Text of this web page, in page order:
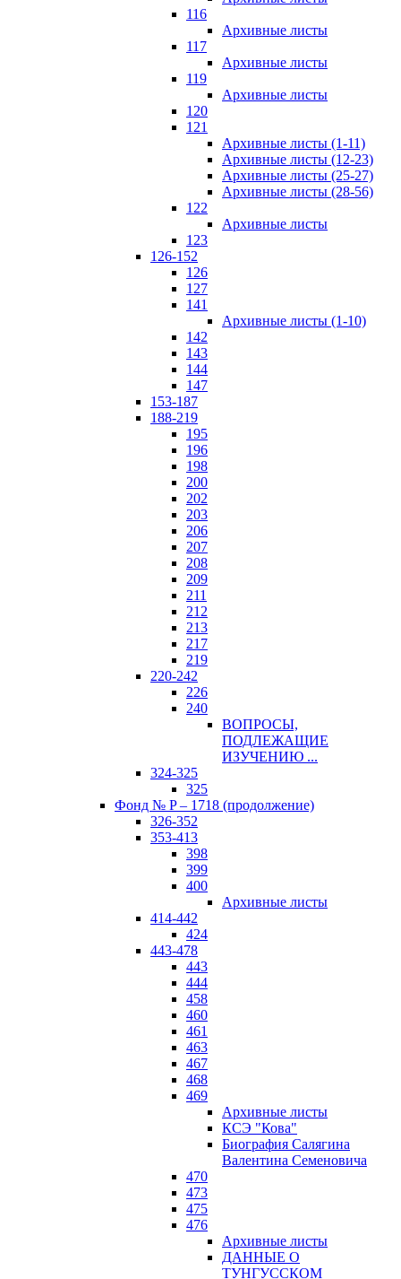
116
Архивные листы
117
Архивные листы
119
Архивные листы
120
121
Архивные листы (1-11)
Архивные листы (12-23)
Архивные листы (25-27)
Архивные листы (28-56)
122
Архивные листы
123
126-152
126
127
141
Архивные листы (1-10)
142
143
144
147
153-187
188-219
195
196
198
200
202
203
206
207
208
209
211
212
213
217
219
220-242
226
240
ВОПРОСЫ,
ПОДЛЕЖАЩИЕ
ИЗУЧЕНИЮ ...
324-325
325
Фонд № P – 1718 (продолжение)
326-352
353-413
398
399
400
Архивные листы
414-442
424
443-478
443
444
458
460
461
463
467
468
469
Архивные листы
КСЭ "Кова"
Биография Салягина
Валентина Семеновича
470
473
475
476
Архивные листы
ДАННЫЕ О
ТУНГУССКОМ